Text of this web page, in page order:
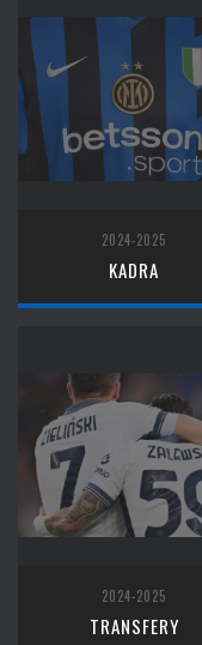
2024-2025
KADRA
2024-2025
TRANSFERY